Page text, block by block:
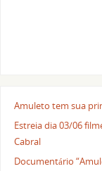
Amuleto tem sua
Estreia dia 03/06
Cabral
Documentário